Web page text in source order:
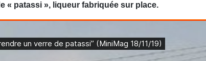
« patassi », liqueur fabriquée sur place.